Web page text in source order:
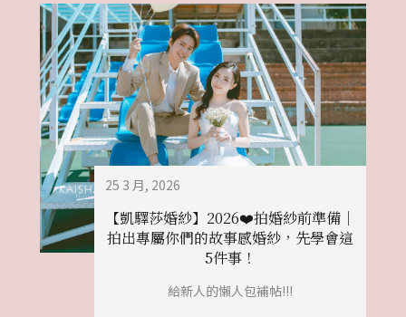
25 3 月, 2026
【凱驛莎婚紗】2026❤️拍婚紗前準備｜
拍出專屬你們的故事感婚紗，先學會這
5件事！
給新人的懶人包補帖!!!